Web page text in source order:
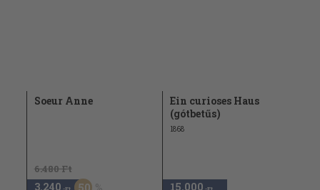
Soeur Anne
6.480 Ft
3.240 ,-Ft
Ein curioses Haus
(gótbetűs)
1868
15.000 ,-Ft